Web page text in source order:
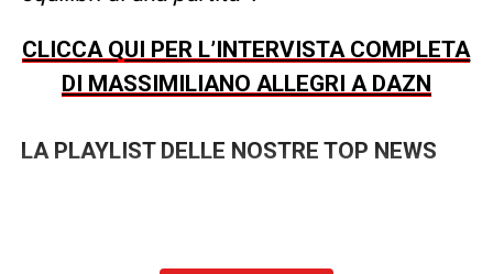
CLICCA QUI PER L’INTERVISTA COMPLETA
DI MASSIMILIANO ALLEGRI A DAZN
LA PLAYLIST DELLE NOSTRE TOP NEWS